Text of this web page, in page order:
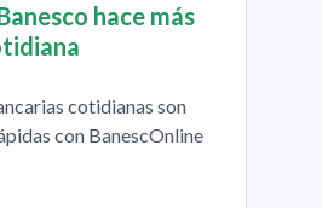
hace más
cotidianas son
con BanescOnline